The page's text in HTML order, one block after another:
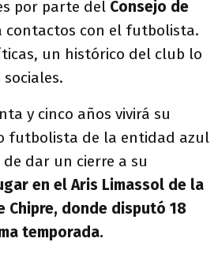
por parte del Consejo de
contactos con el futbolista.
un histórico del club lo
y cinco años vivirá su
futbolista de la entidad azul
dar un cierre a su
en el Aris Limassol de la
Chipre, donde disputó 18
temporada.